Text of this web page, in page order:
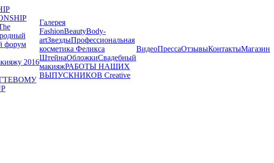
форум
2016
Галерея
FashionBeautyBody-
artЗвездыПрофессиональная
косметика Феликса
ШтейнаОбложкиСвадебный
макияжРАБОТЫ НАШИХ
ВЫПУСКНИКОВ Creative
ВидеоПрессаОтзывыКонтактыМагазин